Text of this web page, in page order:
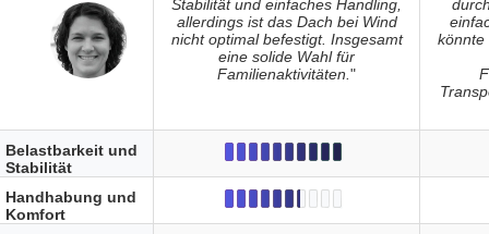
Stabilität und einfaches Handling,
allerdings ist das Dach bei Wind
nicht optimal befestigt. Insgesamt
eine solide Wahl für
Familienaktivitäten."
könnte
Belastbarkeit und
Stabilität
Handhabung und
Komfort